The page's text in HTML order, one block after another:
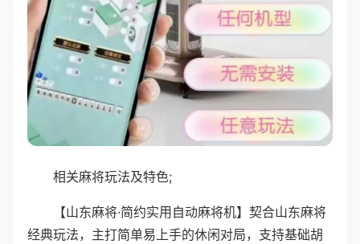
相关麻将玩法及特色;
【山东麻将·简约实用自动麻将机】契合山东麻将
经典玩法，主打简单易上手的休闲对局，支持基础胡